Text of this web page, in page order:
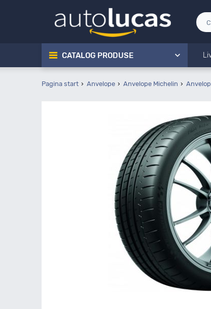
CATALOG PRODUSE
Pagina start Anvelope Anvelope Michelin